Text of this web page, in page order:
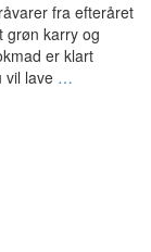
fra efteråret
grøn karry og
er klart
vil lave …